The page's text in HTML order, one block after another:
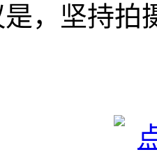
，坚持拍